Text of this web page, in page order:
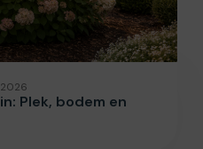
2026
Plek, bodem en